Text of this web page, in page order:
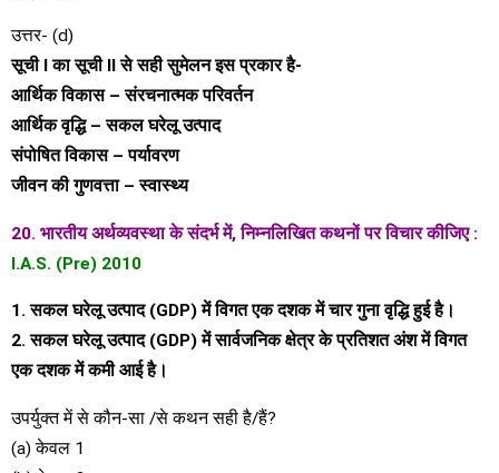
उत्तर- (d)
सूची I का सूची II से सही सुमेलन इस प्रकार है-
आर्थिक विकास – संरचनात्मक परिवर्तन
आर्थिक वृद्धि – सकल घरेलू उत्पाद
संपोषित विकास – पर्यावरण
जीवन की गुणवत्ता – स्वास्थ्य
20. भारतीय अर्थव्यवस्था के संदर्भ में, निम्नलिखित कथनों पर विचार कीजिए :
I.A.S. (Pre) 2010
1. सकल घरेलू उत्पाद (GDP) में विगत एक दशक में चार गुना वृद्धि हुई है।
2. सकल घरेलू उत्पाद (GDP) में सार्वजनिक क्षेत्र के प्रतिशत अंश में विगत
एक दशक में कमी आई है।
उपर्युक्त में से कौन-सा /से कथन सही है/हैं?
(a) केवल 1